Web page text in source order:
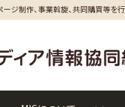
ジ制作、事業斡旋、共同購買等を